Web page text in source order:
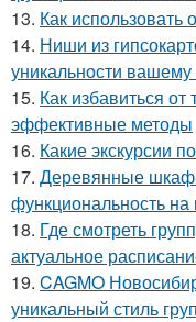
13. Как
14. Ниши из
уникальности вашему
15. Как избавиться
эффективные методы
16. Какие экскурсии
17. Деревянные
функциональность
18. Где смотреть
актуальное
19. CAGMO
уникальный стиль